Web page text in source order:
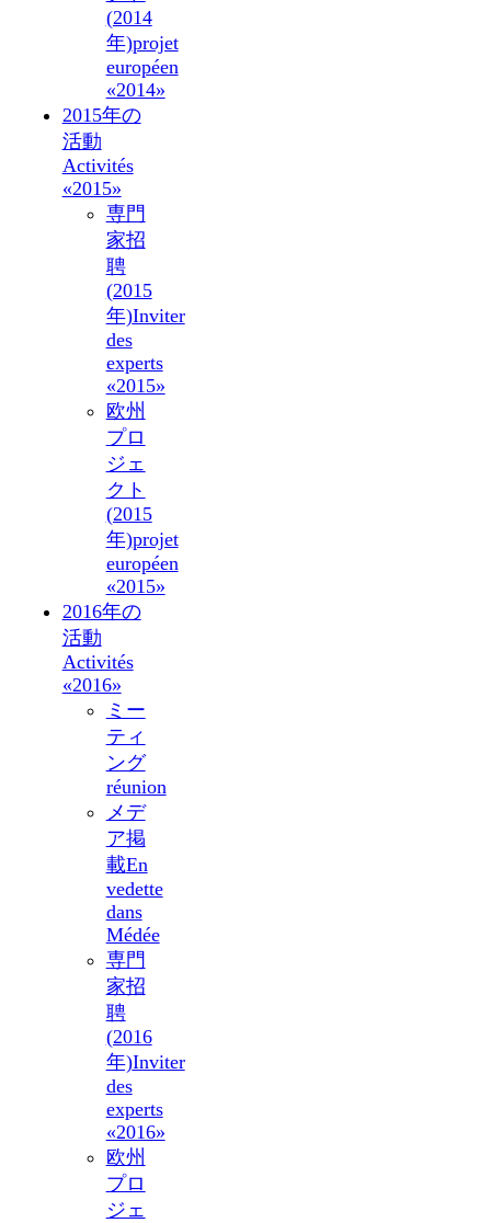
(2014
年)projet
européen
«2014»
2015年の
活動
Activités
«2015»
専門
家招
聘
(2015
年)Inviter
des
experts
«2015»
欧州
プロ
ジェ
クト
(2015
年)projet
européen
«2015»
2016年の
活動
Activités
«2016»
ミー
ティ
ング
réunion
メデ
ア掲
載En
vedette
dans
Médée
専門
家招
聘
(2016
年)Inviter
des
experts
«2016»
欧州
プロ
ジェ